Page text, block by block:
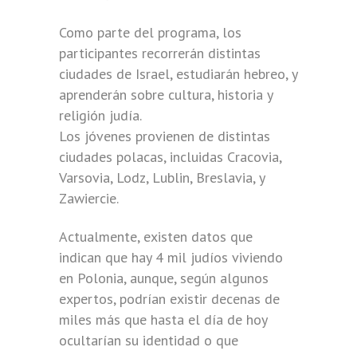
Como parte del programa, los
participantes recorrerán distintas
ciudades de Israel, estudiarán hebreo, y
aprenderán sobre cultura, historia y
religión judía.
Los jóvenes provienen de distintas
ciudades polacas, incluidas Cracovia,
Varsovia, Lodz, Lublin, Breslavia, y
Zawiercie.
Actualmente, existen datos que
indican que hay 4 mil judíos viviendo
en Polonia, aunque, según algunos
expertos, podrían existir decenas de
miles más que hasta el día de hoy
ocultarían su identidad o que